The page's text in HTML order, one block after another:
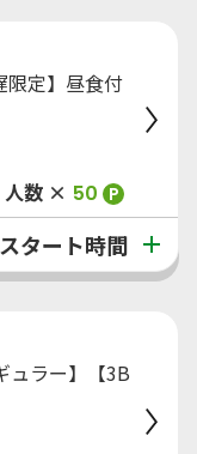
限定】昼食付
人数 × 50 P
スタート時間
ュラー】【3B